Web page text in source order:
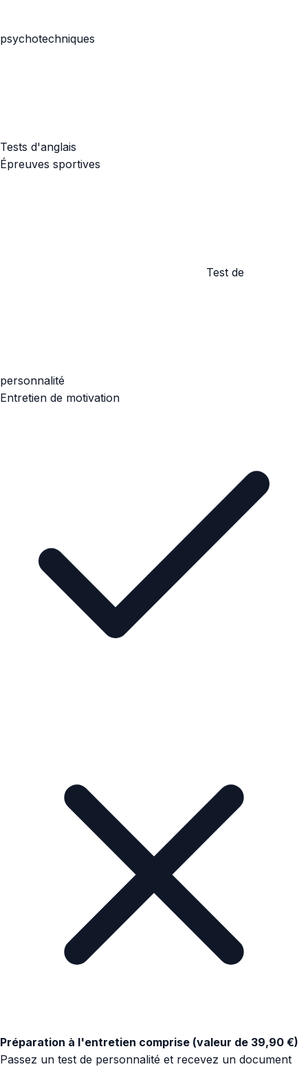
psychotechniques
Tests d'anglais
Épreuves sportives
Test de
personnalité
Entretien de motivation
Préparation à l'entretien comprise (valeur de 39,90 €)
Passez un test de personnalité et recevez un document